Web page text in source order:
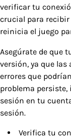
verificar tu
crucial para recibir
reinicia el juego
Asegúrate de que
versión, ya que
errores que
problema
sesión en tu
sesión.
Verifica tu